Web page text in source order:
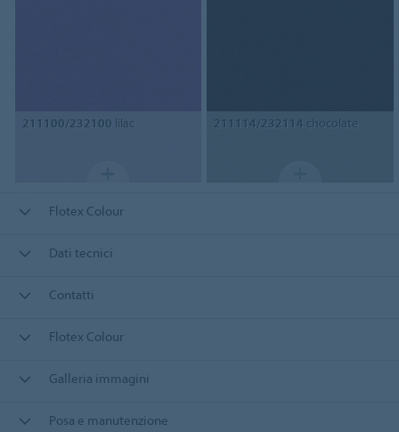
211100/232100 lilac 211114/232114 chocolate
Flotex Colour
Dati tecnici
Contatti
Flotex Colour
Galleria immagini
Posa e manutenzione